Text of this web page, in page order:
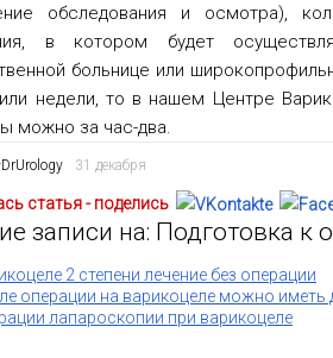
обследования и осмотра),
в котором будет
больнице или
недели, то в нашем Центре
можно за час-два.
DrUrology 31 декабря
статья - поделись
записи на: Подготовка к
2 степени лечение без операции
операции на варикоцеле можно иметь
лапароскопии при варикоцеле